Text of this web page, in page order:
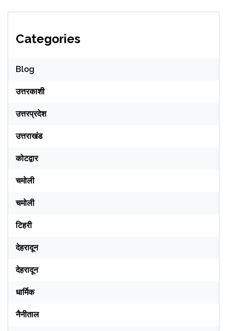
Categories
Blog
उत्तरकाशी
उत्तरप्रदेश
उत्तराखंड
कोटद्वार
चमोली
चमोली
टिहरी
देहरादून
देहरादून
धार्मिक
नैनीताल